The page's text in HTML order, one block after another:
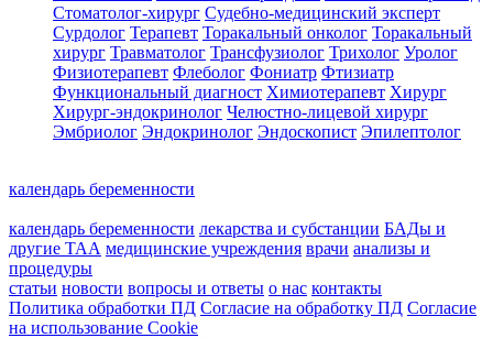
Стоматолог-хирург Судебно-медицинский эксперт
Сурдолог Терапевт Торакальный онколог Торакальный
хирург Травматолог Трансфузиолог Трихолог Уролог
Физиотерапевт Флеболог Фониатр Фтизиатр
Функциональный диагност Химиотерапевт Хирург
Хирург-эндокринолог Челюстно-лицевой хирург
Эмбриолог Эндокринолог Эндоскопист Эпилептолог
календарь беременности
календарь беременности лекарства и субстанции БАДы и
другие ТАА медицинские учреждения врачи анализы и
процедуры
статьи новости вопросы и ответы о нас контакты
Политика обработки ПД Согласие на обработку ПД Согласие
на использование Cookie